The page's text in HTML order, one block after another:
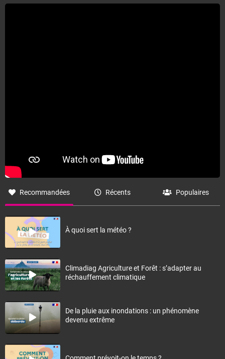
Recommandées Récents Populaires
À quoi sert la météo ?
Climadiag Agriculture et Forêt : s’adapter au
réchauffement climatique
De la pluie aux inondations : un phénomène
devenu extrême